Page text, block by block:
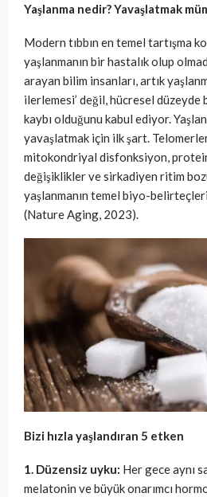
Yaşlanma nedir? Yavaşlatmak
Modern tıbbın en temel tartışma
yaşlanmanın bir hastalık olup
arayan bilim insanları, artık
ilerlemesi’ değil, hücresel düzeyde
kaybı olduğunu kabul ediyor.
yavaşlatmak için ilk şart.
mitokondriyal disfonksiyon,
değişiklikler ve sirkadiyen ritim
yaşlanmanın temel biyo-
(Nature Aging, 2023).
Bizi hızla yaşlandıran 5 etken
1. Düzensiz uyku: Her gece aynı
melatonin ve büyük onarımcı